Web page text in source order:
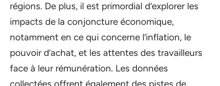
régions. De plus, il est primordial d’explorer les
impacts de la conjoncture économique,
notamment en ce qui concerne l’inflation, le
pouvoir d’achat, et les attentes des travailleurs
face à leur rémunération. Les données